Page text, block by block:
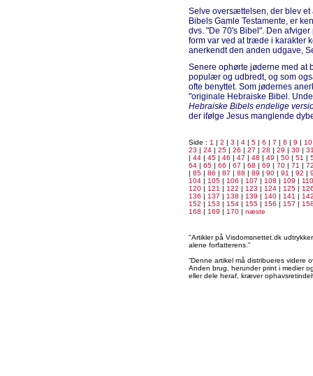
Selve oversættelsen, der blev
Bibels Gamle Testamente, er
dvs. "De 70's Bibel". Den
form var ved at træde i karakter
anerkendt den anden udgave,
Senere ophørte jøderne med at
populær og udbredt, og som
ofte benyttet. Som jødernes
"originale Hebraiske Bibel.
Hebraiske Bibels endelige
der ifølge Jesus manglende
Side : 1 | 2 | 3 | 4 | 5 | 6 | 7 | 8 | 9 | 10
23 | 24 | 25 | 26 | 27 | 28 | 29 | 30 |
| 44 | 45 | 46 | 47 | 48 | 49 | 50 | 51 |
64 | 65 | 66 | 67 | 68 | 69 | 70 | 71 |
| 85 | 86 | 87 | 88 | 89 | 90 | 91 | 92 |
104 | 105 | 106 | 107 | 108 | 109 | 110
120 | 121 | 122 | 123 | 124 | 125 |
136 | 137 | 138 | 139 | 140 | 141 |
152 | 153 | 154 | 155 | 156 | 157 |
168 | 169 | 170 | næste
"Artikler på Visdomsnettet.dk
alene forfatterens.”
”Denne artikel må distribueres videre
Anden brug, herunder print i medier
eller dele heraf, kræver